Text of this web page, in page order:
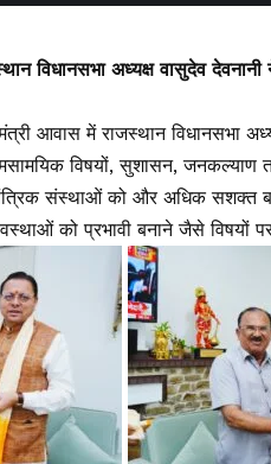
विधानसभा अध्यक्ष वासुदेव देवनानी
आवास में राजस्थान विधानसभा
विषयों, सुशासन, जनकल्याण
संस्थाओं को और अधिक सशक्त
को प्रभावी बनाने जैसे विषयों पर